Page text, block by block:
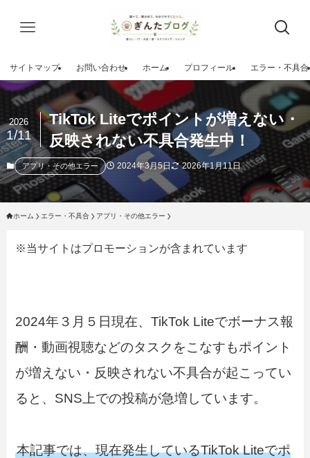
サイトマップ お問い合わせ ホーム プロフィール エラー・不具合
TikTok Liteでポイントが増えない・
反映されない不具合発生中！
2026
1/11
アプリ・その他エラー 2024年3月5日 2026年1月11日
ホーム エラー・不具合 アプリ・その他エラー
※当サイトはプロモーションが含まれています
2024年３月５日現在、TikTok Liteでボーナス報
酬・動画視聴などのタスクをこなすもポイント
が増えない・反映されない不具合が起こってい
ると、SNS上での投稿が急増しています。
本記事では、現在発生しているTikTok Liteでポ